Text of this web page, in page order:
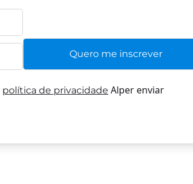
política de privacidade Alper enviar